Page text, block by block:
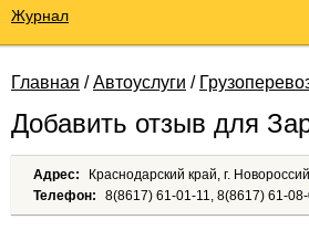
Журнал
Главная /Автоуслуги /
Добавить отзыв для
Адрес:
Краснодарский край, г.
Телефон:
8(8617) 61-01-11, 8(8617) 61-